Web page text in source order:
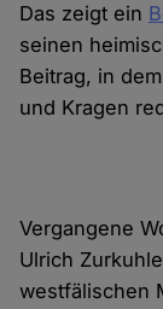
Das zeigt ein
seinen
Beitrag, in
und Kragen
Vergangene
Ulrich
westfälischen